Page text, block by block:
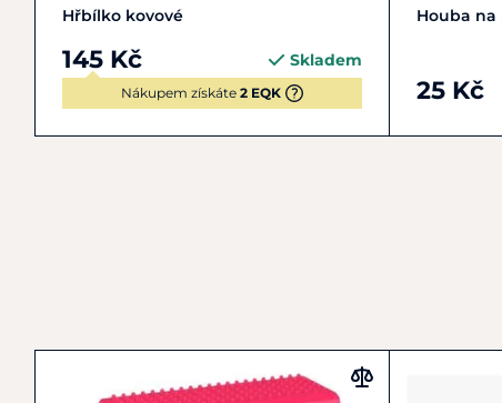
Do košíku
Hřbílko kovové
145 Kč Skladem
Nákupem získáte 2 EQK
Houba
25 Kč